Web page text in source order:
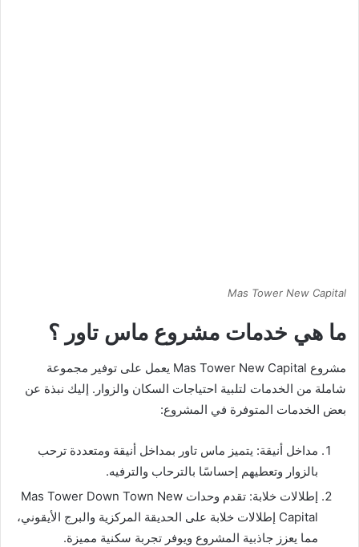
Mas Tower New Capital
ما هي خدمات مشروع ماس تاور ؟
مشروع Mas Tower New Capital يعمل على توفير مجموعة
شاملة من الخدمات لتلبية احتياجات السكان والزوار. إليك نبذة عن
بعض الخدمات المتوفرة في المشروع:
مداخل أنيقة: يتميز ماس تاور بمداخل أنيقة ومتعددة ترحب
بالزوار وتعطيهم إحساسًا بالترحاب والترفيه.
إطلالات خلابة: تقدم وحدات Mas Tower Down Town New
Capital إطلالات خلابة على الحديقة المركزية والبرج الأيقوني،
مما يعزز جاذبية المشروع ويوفر تجربة سكنية مميزة.